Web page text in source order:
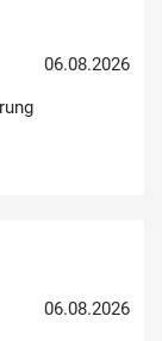
06.08.2026
06.08.2026